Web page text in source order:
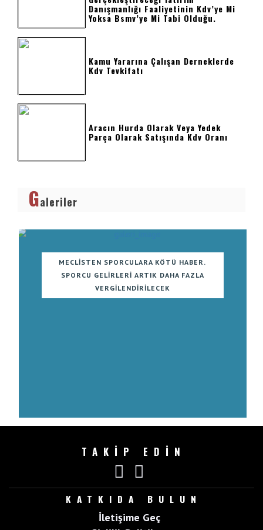
Danışmanlığı Faaliyetinin Kdv’ye Mi
Yoksa Bsmv’ye Mi Tabi Olduğu.
Kamu Yararına Çalışan Derneklerde
Kdv Tevkifatı
Aracın Hurda Olarak Veya Yedek
Parça Olarak Satışında Kdv Oranı
Galeriler
MECLISTEN SPORCULARA KÖTÜ HABER.
SPORCU GELIRLERI ARTIK DAHA FAZLA
VERGILENDIRILECEK
TAKİP EDİN
KATKIDA BULUN
İletişime Geç